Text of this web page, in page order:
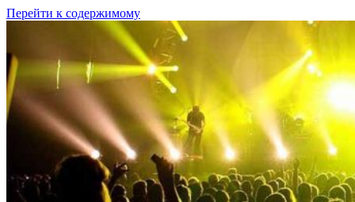
Перейти к содержимому